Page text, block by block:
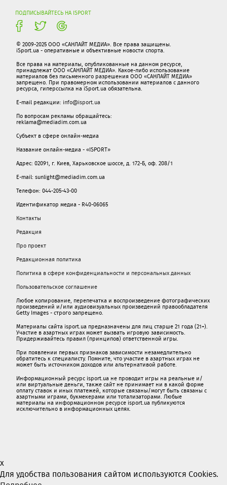
ПОДПИСЫВАЙТЕСЬ НА ISPORT
© 2009-2025 ООО «САНЛАЙТ МЕДИА». Все права защищены.
iSport.ua - оперативные и объективные новости спорта.
Все права на материалы, опубликованные на данном ресурсе,
принадлежат ООО «САНЛАЙТ МЕДИА». Какое-либо использование
материалов без письменного разрешения ООО «САНЛАЙТ МЕДИА»
запрещено. При правомерном использовании материалов с данного
ресурса, гиперссылка на iSport.ua обязательна.
E-mail редакции: info@isport.ua
По вопросам рекламы обращайтесь:
reklama@mediadim.com.ua
Субъект в сфере онлайн-медиа
Название онлайн-медиа - «ISPORT»
Адрес: 02091, г. Киев, Харьковское шоссе, д. 172-Б, оф. 208/1
E-mail: sunlight@mediadim.com.ua
Телефон: 044-205-43-00
Идентификатор медиа - R40-06065
Контакты
Редакция
Про проект
Редакционная политика
Политика в сфере конфиденциальности и персональных данных
Пользовательское соглашение
Любое копирование, перепечатка и воспроизведение фотографических
произведений и/или аудиовизуальных произведений правообладателя
Getty Images - строго запрещено.
Материалы сайта isport.ua предназначены для лиц старше 21 года (21+).
Участие в азартных играх может вызвать игровую зависимость.
Придерживайтесь правил (принципов) ответственной игры.
При появлении первых признаков зависимости незамедлительно
обратитесь к специалисту. Помните, что участие в азартных играх не
может быть источником доходов или альтернативой работе.
Информационный ресурс isport.ua не проводит игры на реальные и/
или виртуальные деньги, также сайт не принимает ни в какой форме
oплaту ставок и иных платежей, которые связаны/могут быть связаны c
азартными игрaми, букмекерами или тотализаторами. Любые
материалы на информационном ресурсе isport.ua публикуютcя
исключительно в информационных целях.
x
Для удобства пользования сайтом используются Cookies.